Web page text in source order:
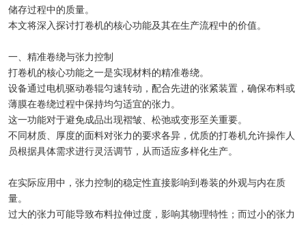
储存过程中的质量。
本文将深入探讨打卷机的核心功能及其在生产流程中的价值。
一、精准卷绕与张力控制
打卷机的核心功能之一是实现材料的精准卷绕。
设备通过电机驱动卷辊匀速转动，配合先进的张紧装置，确保布料或
薄膜在卷绕过程中保持均匀适宜的张力。
这一功能对于避免成品出现褶皱、松弛或变形至关重要。
不同材质、厚度的面料对张力的要求各异，优质的打卷机允许操作人
员根据具体需求进行灵活调节，从而适应多样化生产。
在实际应用中，张力控制的稳定性直接影响到卷装的外观与内在质
量。
过大的张力可能导致布料拉伸过度，影响其物理特性；而过小的张力